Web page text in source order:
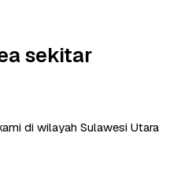
sekitar
di wilayah Sulawesi Utara